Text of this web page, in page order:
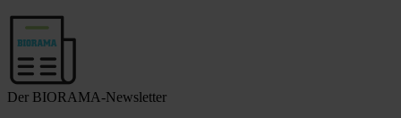
Der BIORAMA-Newsletter